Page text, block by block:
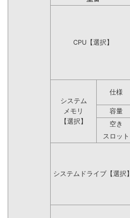
CPU【選択】
システム
メモリ
【選択】
仕様
容量
空き
スロット
システムドライブ【選択】